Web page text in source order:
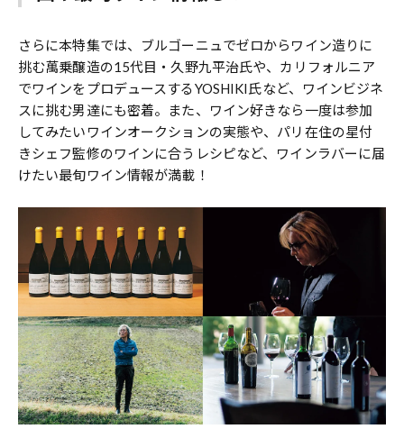
さらに本特集では、ブルゴーニュでゼロからワイン造りに
挑む萬乗醸造の15代目・久野九平治氏や、カリフォルニア
でワインをプロデュースするYOSHIKI氏など、ワインビジネ
スに挑む男達にも密着。また、ワイン好きなら一度は参加
してみたいワインオークションの実態や、パリ在住の星付
きシェフ監修のワインに合うレシピなど、ワインラバーに届
けたい最旬ワイン情報が満載！